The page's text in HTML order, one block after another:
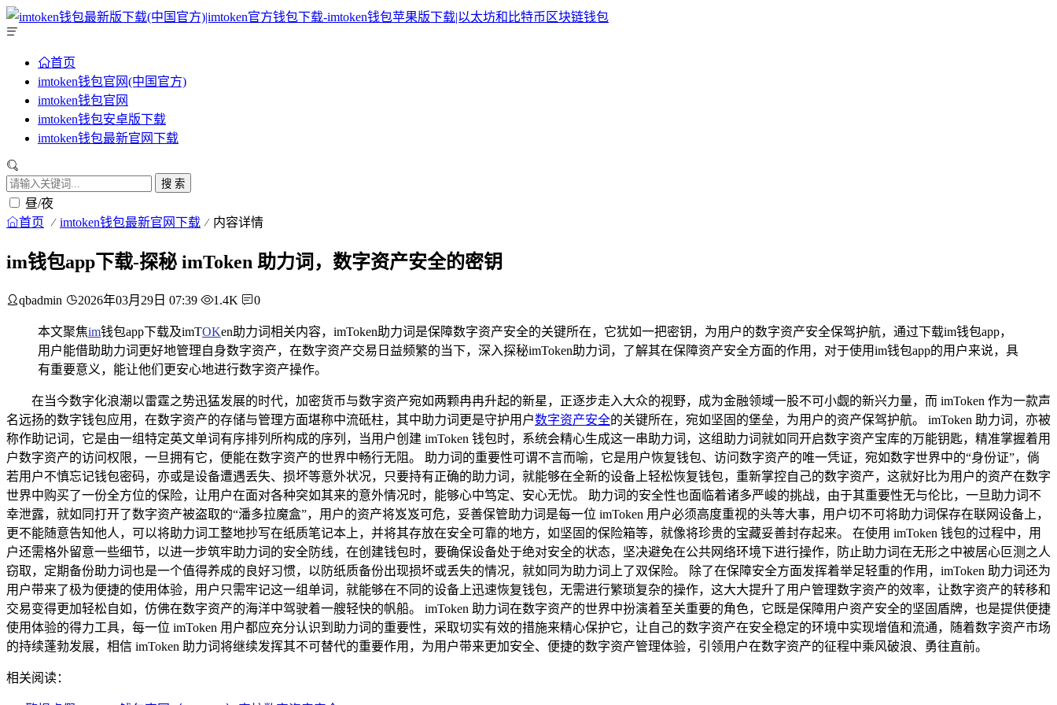
首页
imtoken钱包官网(中国官方)
imtoken钱包官网
imtoken钱包安卓版下载
imtoken钱包最新官网下载
搜 索
昼/夜
首页 imtoken钱包最新官网下载 内容详情
im钱包app下载-探秘 imToken 助力词，数字资产安全的密钥
qbadmin 2026年03月29日 07:39 1.4K 0
本文聚焦im钱包app下载及imTOKen助力词相关内容，imToken助力词是保障数字资产安全的关键所在，它犹如一把密钥，为用户的数字资产安全保驾护航，通过下载im钱包app，
用户能借助助力词更好地管理自身数字资产，在数字资产交易日益频繁的当下，深入探秘imToken助力词，了解其在保障资产安全方面的作用，对于使用im钱包app的用户来说，具
有重要意义，能让他们更安心地进行数字资产操作。
在当今数字化浪潮以雷霆之势迅猛发展的时代，加密货币与数字资产宛如两颗冉冉升起的新星，正逐步走入大众的视野，成为金融领域一股不可小觑的新兴力量，而 imToken 作为一款声
名远扬的数字钱包应用，在数字资产的存储与管理方面堪称中流砥柱，其中助力词更是守护用户数字资产安全的关键所在，宛如坚固的堡垒，为用户的资产保驾护航。 imToken 助力词，亦被
称作助记词，它是由一组特定英文单词有序排列所构成的序列，当用户创建 imToken 钱包时，系统会精心生成这一串助力词，这组助力词就如同开启数字资产宝库的万能钥匙，精准掌握着用
户数字资产的访问权限，一旦拥有它，便能在数字资产的世界中畅行无阻。 助力词的重要性可谓不言而喻，它是用户恢复钱包、访问数字资产的唯一凭证，宛如数字世界中的“身份证”，倘
若用户不慎忘记钱包密码，亦或是设备遭遇丢失、损坏等意外状况，只要持有正确的助力词，就能够在全新的设备上轻松恢复钱包，重新掌控自己的数字资产，这就好比为用户的资产在数字
世界中购买了一份全方位的保险，让用户在面对各种突如其来的意外情况时，能够心中笃定、安心无忧。 助力词的安全性也面临着诸多严峻的挑战，由于其重要性无与伦比，一旦助力词不
幸泄露，就如同打开了数字资产被盗取的“潘多拉魔盒”，用户的资产将岌岌可危，妥善保管助力词是每一位 imToken 用户必须高度重视的头等大事，用户切不可将助力词保存在联网设备上，
更不能随意告知他人，可以将助力词工整地抄写在纸质笔记本上，并将其存放在安全可靠的地方，如坚固的保险箱等，就像将珍贵的宝藏妥善封存起来。 在使用 imToken 钱包的过程中，用
户还需格外留意一些细节，以进一步筑牢助力词的安全防线，在创建钱包时，要确保设备处于绝对安全的状态，坚决避免在公共网络环境下进行操作，防止助力词在无形之中被居心叵测之人
窃取，定期备份助力词也是一个值得养成的良好习惯，以防纸质备份出现损坏或丢失的情况，就如同为助力词上了双保险。 除了在保障安全方面发挥着举足轻重的作用，imToken 助力词还为
用户带来了极为便捷的使用体验，用户只需牢记这一组单词，就能够在不同的设备上迅速恢复钱包，无需进行繁琐复杂的操作，这大大提升了用户管理数字资产的效率，让数字资产的转移和
交易变得更加轻松自如，仿佛在数字资产的海洋中驾驶着一艘轻快的帆船。 imToken 助力词在数字资产的世界中扮演着至关重要的角色，它既是保障用户资产安全的坚固盾牌，也是提供便捷
使用体验的得力工具，每一位 imToken 用户都应充分认识到助力词的重要性，采取切实有效的措施来精心保护它，让自己的数字资产在安全稳定的环境中实现增值和流通，随着数字资产市场
的持续蓬勃发展，相信 imToken 助力词将继续发挥其不可替代的重要作用，为用户带来更加安全、便捷的数字资产管理体验，引领用户在数字资产的征程中乘风破浪、勇往直前。
相关阅读：